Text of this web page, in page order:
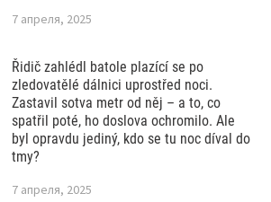
7 апреля, 2025
Řidič zahlédl batole plazící se po
zledovatělé dálnici uprostřed noci.
Zastavil sotva metr od něj – a to, co
spatřil poté, ho doslova ochromilo. Ale
byl opravdu jediný, kdo se tu noc díval do
tmy?
7 апреля, 2025